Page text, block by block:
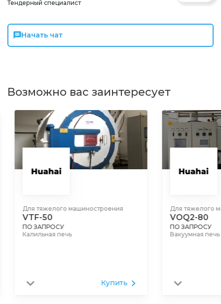
Тендерный специалист
Начать чат
Возможно вас заинтересует
Для тяжелого машиностроения
VTF-50
ПО ЗАПРОСУ
Калильная печь
Купить
Для тяжелого
VOQ2-80
ПО ЗАПРОСУ
Вакуумная печь